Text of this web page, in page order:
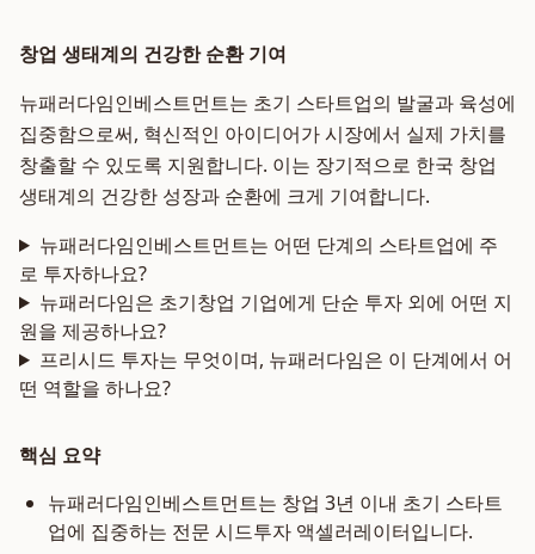
창업 생태계의 건강한 순환 기여
뉴패러다임인베스트먼트는 초기 스타트업의 발굴과 육성에
집중함으로써, 혁신적인 아이디어가 시장에서 실제 가치를
창출할 수 있도록 지원합니다. 이는 장기적으로 한국 창업
생태계의 건강한 성장과 순환에 크게 기여합니다.
뉴패러다임인베스트먼트는 어떤 단계의 스타트업에 주
로 투자하나요?
뉴패러다임은 초기창업 기업에게 단순 투자 외에 어떤 지
원을 제공하나요?
프리시드 투자는 무엇이며, 뉴패러다임은 이 단계에서 어
떤 역할을 하나요?
핵심 요약
뉴패러다임인베스트먼트는 창업 3년 이내 초기 스타트
업에 집중하는 전문 시드투자 액셀러레이터입니다.